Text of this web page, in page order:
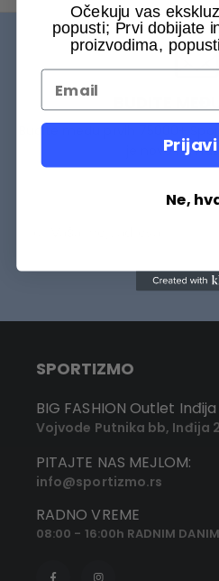
Budite među prvih 75000+
je novo na
SPORTIZMO
BIG FASHION Outlet Inđija
Vojvode Putnika bb, Inđija
PITAJTE NAS MEJLOM:
info@sportizmo.rs
RADNO VREME
08:00 - 16:00h RADNIM
Očekuju vas
popusti; Prvi dobijate
proizvodima,
Ne,